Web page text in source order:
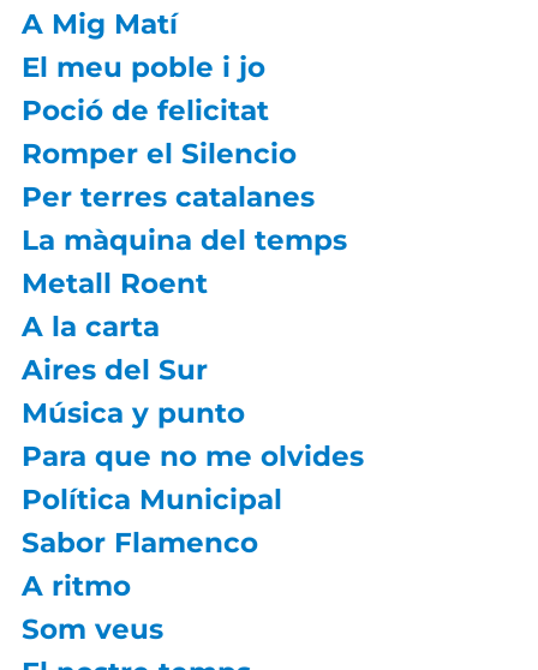
A Mig Matí
El meu poble i jo
Poció de felicitat
Romper el Silencio
Per terres catalanes
La màquina del temps
Metall Roent
A la carta
Aires del Sur
Música y punto
Para que no me olvides
Política Municipal
Sabor Flamenco
A ritmo
Som veus